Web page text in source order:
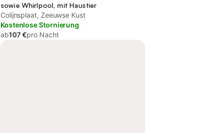
sowie Whirlpool, mit Haustier
Colijnsplaat, Zeeuwse Kust
Kostenlose Stornierung
ab107 €pro Nacht